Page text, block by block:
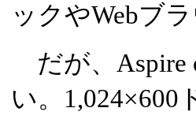
ックやWebブ
だが、Aspire
い。1,024×600